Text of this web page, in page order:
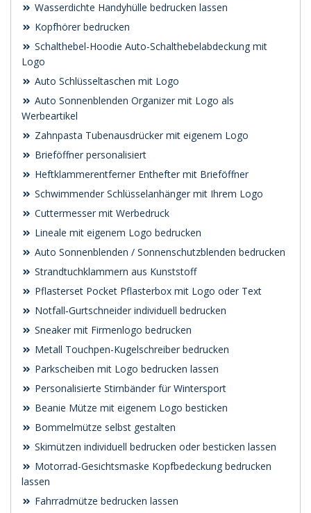
Wasserdichte Handyhülle bedrucken lassen
Kopfhörer bedrucken
Schalthebel-Hoodie Auto-Schalthebelabdeckung mit
Logo
Auto Schlüsseltaschen mit Logo
Auto Sonnenblenden Organizer mit Logo als
Werbeartikel
Zahnpasta Tubenausdrücker mit eigenem Logo
Brieföffner personalisiert
Heftklammerentferner Enthefter mit Brieföffner
Schwimmender Schlüsselanhänger mit Ihrem Logo
Cuttermesser mit Werbedruck
Lineale mit eigenem Logo bedrucken
Auto Sonnenblenden / Sonnenschutzblenden bedrucken
Strandtuchklammern aus Kunststoff
Pflasterset Pocket Pflasterbox mit Logo oder Text
Notfall‑Gurtschneider individuell bedrucken
Sneaker mit Firmenlogo bedrucken
Metall Touchpen-Kugelschreiber bedrucken
Parkscheiben mit Logo bedrucken lassen
Personalisierte Stirnbänder für Wintersport
Beanie Mütze mit eigenem Logo besticken
Bommelmütze selbst gestalten
Skimützen individuell bedrucken oder besticken lassen
Motorrad-Gesichtsmaske Kopfbedeckung bedrucken
lassen
Fahrradmütze bedrucken lassen